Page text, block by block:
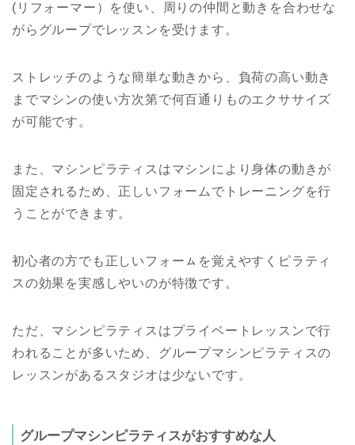
(リフォーマー）を使い、周りの仲間と動きを合わせな
がらグループでレッスンを受けます。
ストレッチのような簡単な動きから、負荷の高い動き
までマシンの使い方次第で何百通りものエクササイズ
が可能です。
また、マシンピラティスはマシンにより身体の動きが
固定されるため、正しいフォームでトレーニングを行
うことができます。
初心者の方でも正しいフォーㇺを覚えやすくピラティ
スの効果を実感しやいのが特徴です。
ただ、マシンピラティスはプライベートレッスンで行
われることが多いため、グループマシンピラティスの
レッスンがあるスタジオは少ないです。
グループマシンピラティスがおすすめな人